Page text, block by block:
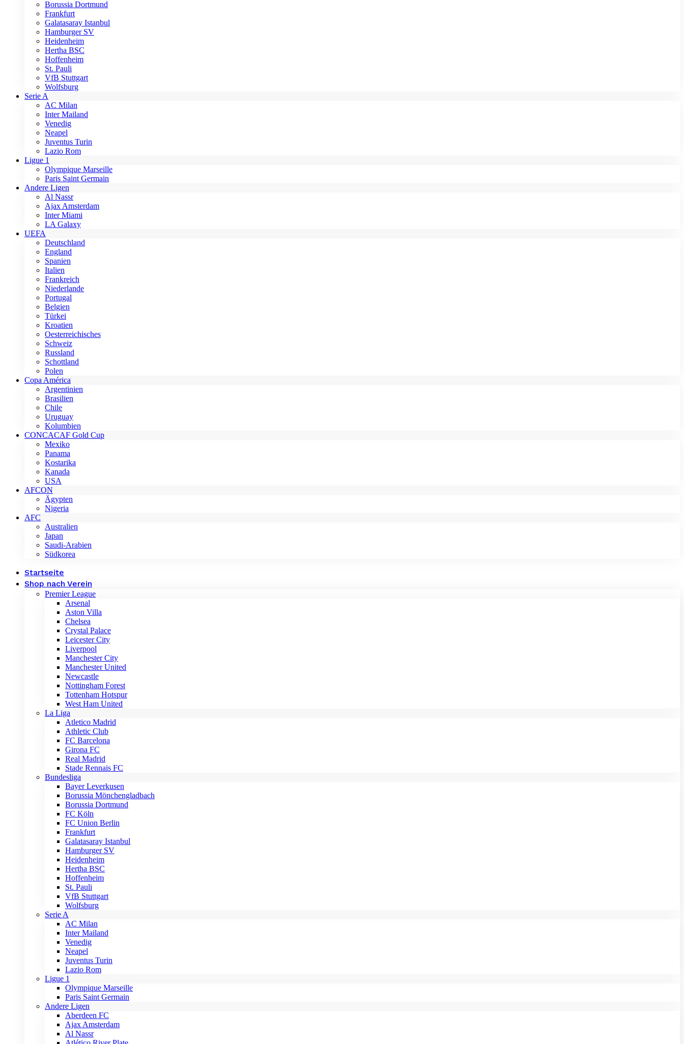
Borussia Dortmund
Frankfurt
Galatasaray Istanbul
Hamburger SV
Heidenheim
Hertha BSC
Hoffenheim
St. Pauli
VfB Stuttgart
Wolfsburg
Serie A
AC Milan
Inter Mailand
Venedig
Neapel
Juventus Turin
Lazio Rom
Ligue 1
Olympique Marseille
Paris Saint Germain
Andere Ligen
Al Nassr
Ajax Amsterdam
Inter Miami
LA Galaxy
UEFA
Deutschland
England
Spanien
Italien
Frankreich
Niederlande
Portugal
Belgien
Türkei
Kroatien
Oesterreichisches
Schweiz
Russland
Schottland
Polen
Copa América
Argentinien
Brasilien
Chile
Uruguay
Kolumbien
CONCACAF Gold Cup
Mexiko
Panama
Kostarika
Kanada
USA
AFCON
Ägypten
Nigeria
AFC
Australien
Japan
Saudi-Arabien
Südkorea
Startseite
Shop nach Verein
Premier League
Arsenal
Aston Villa
Chelsea
Crystal Palace
Leicester City
Liverpool
Manchester City
Manchester United
Newcastle
Nottingham Forest
Tottenham Hotspur
West Ham United
La Liga
Atletico Madrid
Athletic Club
FC Barcelona
Girona FC
Real Madrid
Stade Rennais FC
Bundesliga
Bayer Leverkusen
Borussia Mönchengladbach
Borussia Dortmund
FC Köln
FC Union Berlin
Frankfurt
Galatasaray Istanbul
Hamburger SV
Heidenheim
Hertha BSC
Hoffenheim
St. Pauli
VfB Stuttgart
Wolfsburg
Serie A
AC Milan
Inter Mailand
Venedig
Neapel
Juventus Turin
Lazio Rom
Ligue 1
Olympique Marseille
Paris Saint Germain
Andere Ligen
Aberdeen FC
Ajax Amsterdam
Al Nassr